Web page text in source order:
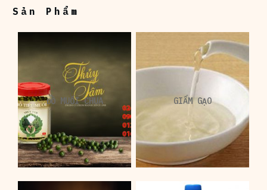
Sản Phẩm
ĐỒ MUỐI CHUA GIẤM GẠO